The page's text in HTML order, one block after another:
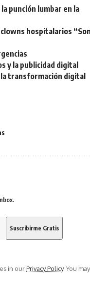
punción lumbar en la
hospitalarios
y la publicidad digital
transformación digital
in ourPrivacy Policy. You may